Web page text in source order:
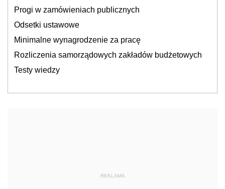
Progi w zamówieniach publicznych
Odsetki ustawowe
Minimalne wynagrodzenie za pracę
Rozliczenia samorządowych zakładów budżetowych
Testy wiedzy
REKLAMA